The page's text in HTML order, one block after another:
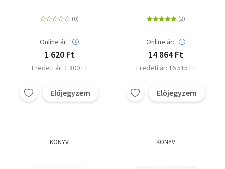
Online ár:
1 620 Ft
Eredeti ár: 1 800 Ft
Előjegyzem
Online ár:
14 864 Ft
Eredeti ár: 16 515 Ft
Előjegyzem
KÖNYV KÖNYV